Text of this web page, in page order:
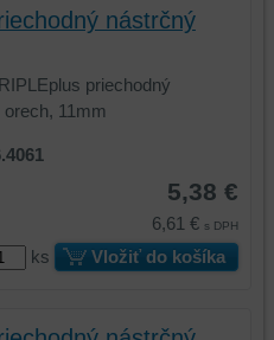
nástrčný
priechodný
11mm
5,38 €
6,61 € s DPH
ks Vložiť do košíka